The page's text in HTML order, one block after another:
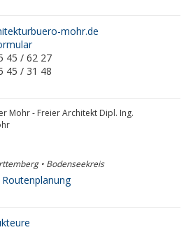
mohr.de
45 / 62 27
45 / 31 48
Mohr - Freier Architekt Dipl. Ing.
• Bodenseekreis